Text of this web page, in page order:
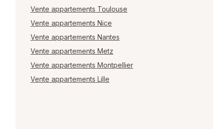
Vente appartements Toulouse
Vente appartements Nice
Vente appartements Nantes
Vente appartements Metz
Vente appartements Montpellier
Vente appartements Lille